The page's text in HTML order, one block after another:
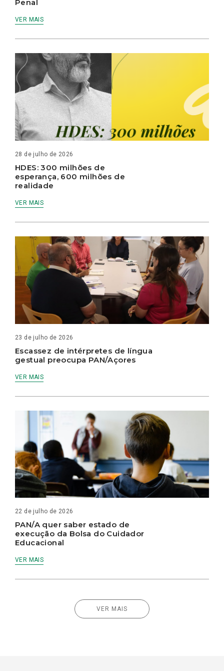
Penal
VER MAIS
28 de julho de 2026
HDES: 300 milhões de
esperança, 600 milhões de
realidade
VER MAIS
23 de julho de 2026
Escassez de intérpretes de língua
gestual preocupa PAN/Açores
VER MAIS
22 de julho de 2026
PAN/A quer saber estado de
execução da Bolsa do Cuidador
Educacional
VER MAIS
VER MAIS